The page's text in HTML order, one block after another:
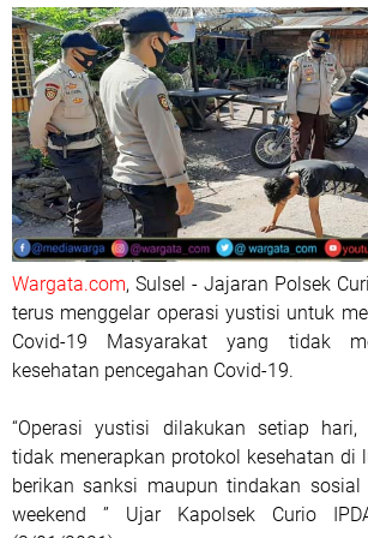
Wargata.com, Sulsel - Jajaran Polsek
terus menggelar operasi yustisi untuk
Covid-19 Masyarakat yang tidak
kesehatan pencegahan Covid-19.
“Operasi yustisi dilakukan setiap hari,
tidak menerapkan protokol kesehatan di
berikan sanksi maupun tindakan
weekend ” Ujar Kapolsek Curio